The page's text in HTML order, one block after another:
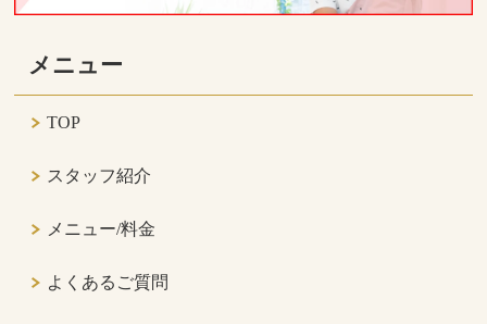
メニュー
TOP
スタッフ紹介
メニュー/料金
よくあるご質問